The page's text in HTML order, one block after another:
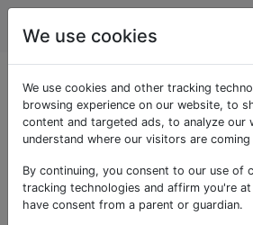
Android
Questions
«data-
Utilisez cette balise si votre
type de données à transférer entre
We use cookies
We use cookies and other tracking
browsing experience on our website, to
content and targeted ads, to analyze our
understand where our visitors are
By continuing, you consent to our use of
tracking technologies and affirm you're
have consent from a parent or guardian.